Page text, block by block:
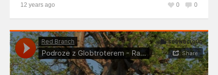
12 years ago 0
0